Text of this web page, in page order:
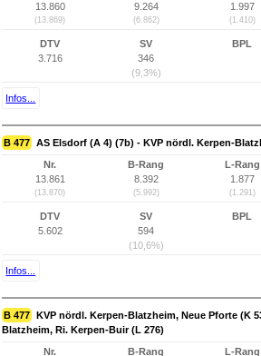
13.860
(13.869)
9.264
(6.862)
1.997
(1.410)
DTV
3.716
SV
346
(9,3%)
BPL
Infos...
B 477 AS Elsdorf (A 4) (7b) - KVP nördl. Kerpen-
Nr.
13.861
(13.870)
B-Rang
8.392
(5.992)
L-Rang
1.877
(1.291)
DTV
5.602
SV
594
(10,6%)
BPL
Infos...
B 477 KVP nördl. Kerpen-Blatzheim, Neue Pforte (K
Blatzheim, Ri. Kerpen-Buir (L 276)
Nr.
B-Rang
L-Rang